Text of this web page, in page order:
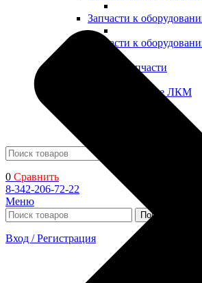
Запчасти к
Запчасти к
Прочие запчасти
Промышленные ЛКМ
Декоративные ЛКМ
0 Сравнить
8-342-206-72-22
Меню
Поиск
Вход / Регистрация